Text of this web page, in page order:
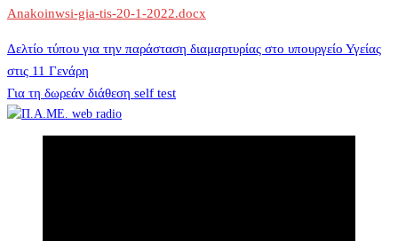
Anakoinwsi-gia-tis-20-1-2022.docx
Πλοήγηση
άρθρων
Δελτίο τύπου για την παράσταση διαμαρτυρίας στο υπουργείο Υγείας
στις 11 Γενάρη
Για τη δωρεάν διάθεση self test